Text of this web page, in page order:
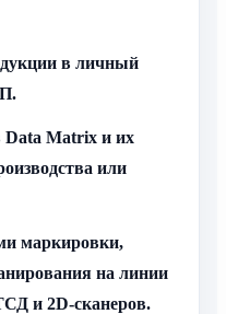
в личный
Data Matrix и их
или
маркировки,
на линии
и 2D-сканеров.